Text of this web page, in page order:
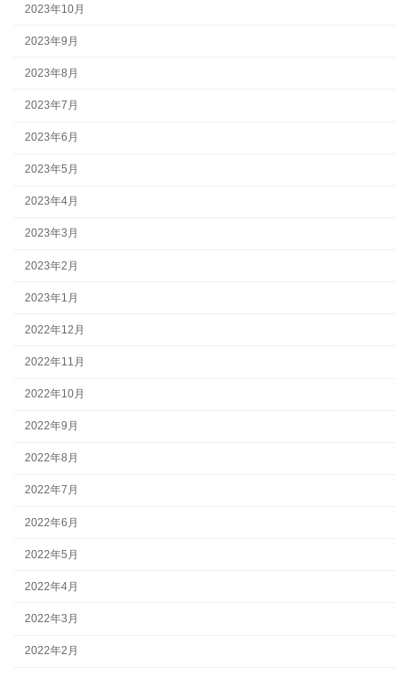
2023年10月
2023年9月
2023年8月
2023年7月
2023年6月
2023年5月
2023年4月
2023年3月
2023年2月
2023年1月
2022年12月
2022年11月
2022年10月
2022年9月
2022年8月
2022年7月
2022年6月
2022年5月
2022年4月
2022年3月
2022年2月